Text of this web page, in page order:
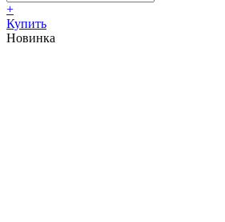
+
Купить
Новинка